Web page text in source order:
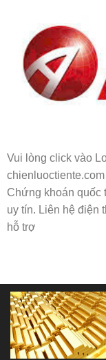
Vui lòng click vào
Chứng khoán quốc
uy tín. Liên hệ điện
hỗ trợ